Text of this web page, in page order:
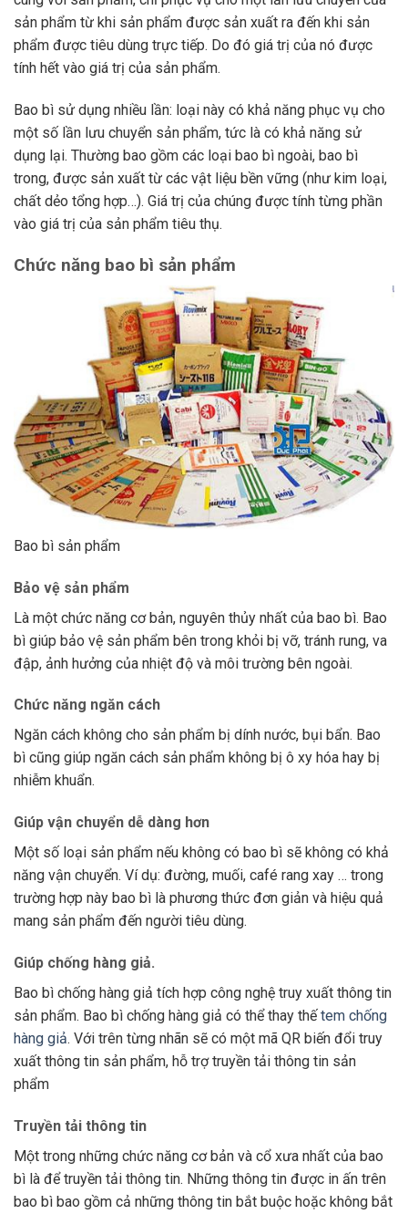
sản phẩm từ khi sản phẩm được sản xuất ra đến khi sản
phẩm được tiêu dùng trực tiếp. Do đó giá trị của nó được
tính hết vào giá trị của sản phẩm.
Bao bì sử dụng nhiều lần: loại này có khả năng phục vụ cho
một số lần lưu chuyển sản phẩm, tức là có khả năng sử
dụng lại. Thường bao gồm các loại bao bì ngoài, bao bì
trong, được sản xuất từ các vật liệu bền vững (như kim loại,
chất dẻo tổng hợp…). Giá trị của chúng được tính từng phần
vào giá trị của sản phẩm tiêu thụ.
Chức năng bao bì sản phẩm
Bao bì sản phẩm
Bảo vệ sản phẩm
Là một chức năng cơ bản, nguyên thủy nhất của bao bì. Bao
bì giúp bảo vệ sản phẩm bên trong khỏi bị vỡ, tránh rung, va
đập, ảnh hưởng của nhiệt độ và môi trường bên ngoài.
Chức năng ngăn cách
Ngăn cách không cho sản phẩm bị dính nước, bụi bẩn. Bao
bì cũng giúp ngăn cách sản phẩm không bị ô xy hóa hay bị
nhiễm khuẩn.
Giúp vận chuyển dễ dàng hơn
Một số loại sản phẩm nếu không có bao bì sẽ không có khả
năng vận chuyển. Ví dụ: đường, muối, café rang xay … trong
trường hợp này bao bì là phương thức đơn giản và hiệu quả
mang sản phẩm đến người tiêu dùng.
Giúp chống hàng giả.
Bao bì chống hàng giả tích hợp công nghệ truy xuất thông tin
sản phẩm. Bao bì chống hàng giả có thể thay thếtem chống
hàng giả. Với trên từng nhãn sẽ có một mã QR biến đổi truy
xuất thông tin sản phẩm, hỗ trợ truyền tải thông tin sản
phẩm
Truyền tải thông tin
Một trong những chức năng cơ bản và cổ xưa nhất của bao
bì là để truyền tải thông tin. Những thông tin được in ấn trên
bao bì bao gồm cả những thông tin bắt buộc hoặc không bắt